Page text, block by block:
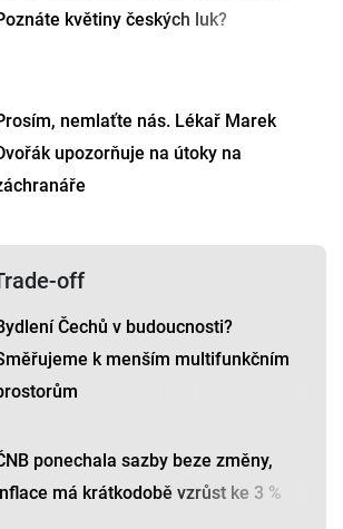
květiny českých luk?
nemlaťte nás. Lékař Marek
upozorňuje na útoky na
off
Čechů v budoucnosti?
k menším multifunkčním
ponechala sazby beze změny,
má krátkodobě vzrůst ke 3 %